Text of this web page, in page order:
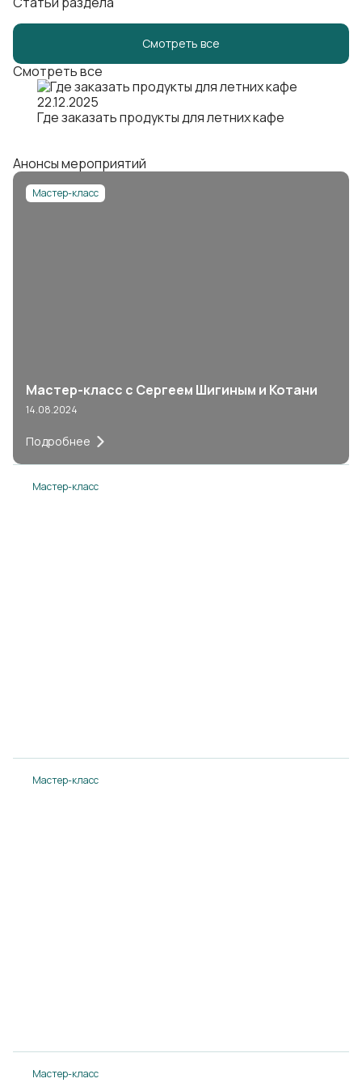
Смотреть все
Смотреть все
22.12.2025
Где заказать продукты для летних кафе
Анонсы мероприятий
Мастер-класс
Мастер-класс с Сергеем Шигиным и Котани
14.08.2024
Подробнее
Мастер-класс
Мастер-класс
Мастер-класс